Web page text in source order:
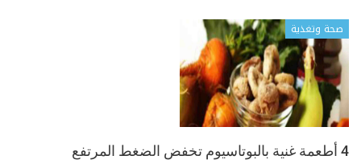
صحة وتغذية
4 أطعمة غنية بالبوتاسيوم تخفض الضغط المرتفع